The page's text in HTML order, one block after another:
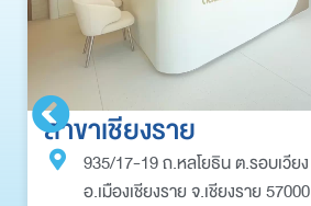
สาขาเชียงราย
935/17-19 ถ.หลโยธิน ต.รอบเวียง
อ.เมืองเชียงราย จ.เชียงราย 57000